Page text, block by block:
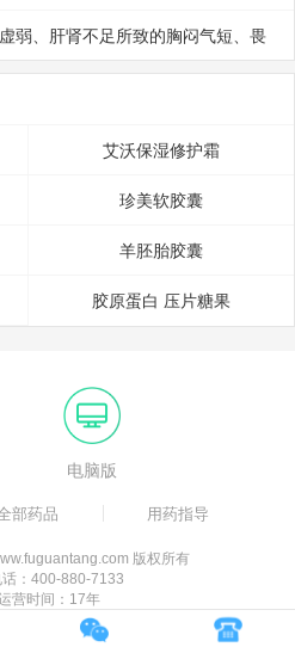
的有红金银花
花旗参含片是花旗参的医用制品。
中药，虽原产
的。那么螺旋藻片是什么?有什么用
植物，属于蓝藻门，颤藻科。它们
素C，真正全天然，那什么时候才需
出现黑黄、黯沉、粗糙、敏感等亚健
弱、肝肾不足所致的胸闷气短、畏
、神疲乏力、腰膝酸软等病症也有一
艾沃保湿修护霜
珍美软胶囊
羊胚胎胶囊
胶原蛋白 压片糖果
电脑版
部药品 用药指导
版权所有
：400-880-7133
营时间：17年